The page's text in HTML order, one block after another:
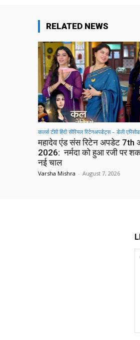
RELATED NEWS
कलर्स टीवी हिंदी सीरियल रिटेनअपडेट्स – डेली एपिसोड
महादेव एंड संस रिटेन अपडेट 7th
2026: नर्मदा को हुआ रजी पर
नई चाल
Varsha Mishra - August 7, 2026